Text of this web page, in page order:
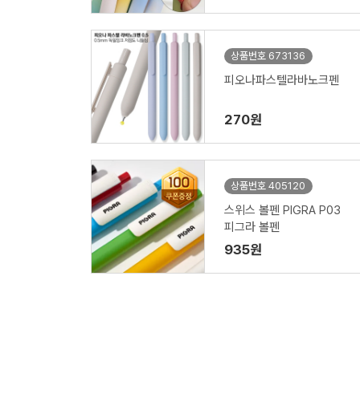
상품번호 673136
피오나파스텔라바노크펜
270원
상품번호 405120
스위스 볼펜 PIGRA P03
피그라 볼펜
935원